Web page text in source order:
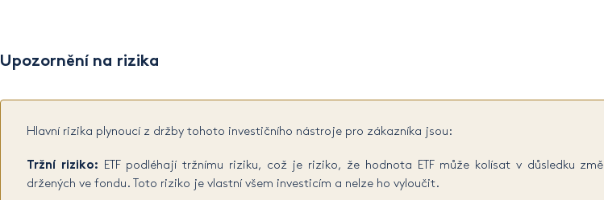
Upozornění na rizika
Hlavní rizika plynoucí z držby tohoto investičního nástroje pro zákazníka jsou:
Tržní riziko: ETF podléhají tržnímu riziku, což je riziko, že hodnota ETF může kolísat v důsledku
držených ve fondu. Toto riziko je vlastní všem investicím a nelze ho vyloučit.